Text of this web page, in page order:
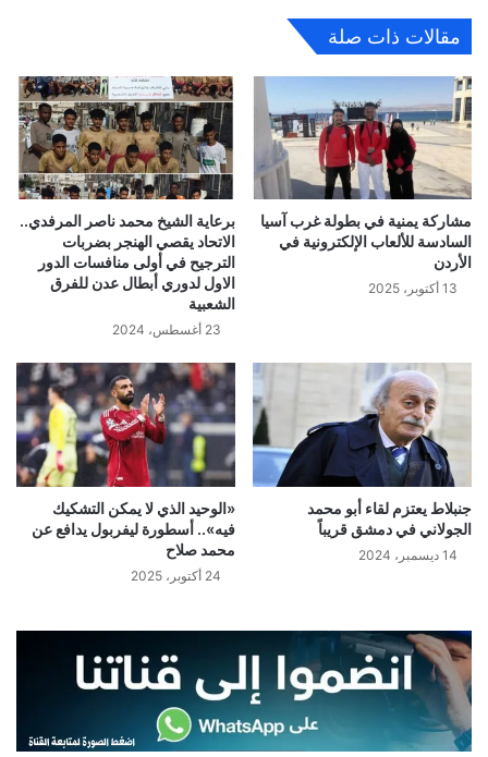
مقالات ذات صلة
مشاركة يمنية في بطولة غرب آسيا
السادسة للألعاب الإلكترونية في
الأردن
13 أكتوبر، 2025
برعاية الشيخ محمد ناصر المرفدي..
الاتحاد يقصي الهنجر بضربات
الترجيح في أولى منافسات الدور
الاول لدوري أبطال عدن للفرق
الشعبية
23 أغسطس، 2024
جنبلاط يعتزم لقاء أبو محمد
الجولاني في دمشق قريباً
14 ديسمبر، 2024
«الوحيد الذي لا يمكن التشكيك
فيه».. أسطورة ليفربول يدافع عن
محمد صلاح
24 أكتوبر، 2025